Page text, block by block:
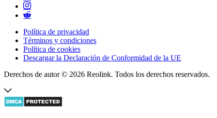
Política de privacidad
Términos y condiciones
Política de cookies
Descargar la Declaración de Conformidad de la UE
Derechos de autor © 2026 Reolink. Todos los derechos reservados.